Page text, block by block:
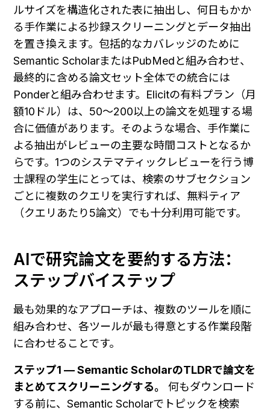
ルサイズを構造化された表に抽出し、何日もかか
る手作業による抄録スクリーニングとデータ抽出
を置き換えます。包括的なカバレッジのために
Semantic ScholarまたはPubMedと組み合わせ、
最終的に含める論文セット全体での統合には
Ponderと組み合わせます。Elicitの有料プラン（月
額10ドル）は、50～200以上の論文を処理する場
合に価値があります。そのような場合、手作業に
よる抽出がレビューの主要な時間コストとなるか
らです。1つのシステマティックレビューを行う博
士課程の学生にとっては、検索のサブセクション
ごとに複数のクエリを実行すれば、無料ティア
（クエリあたり5論文）でも十分利用可能です。
AIで研究論文を要約する方法：
ステップバイステップ
最も効果的なアプローチは、複数のツールを順に
組み合わせ、各ツールが最も得意とする作業段階
に合わせることです。
ステップ1 — Semantic ScholarのTLDRで論文を
まとめてスクリーニングする。
何もダウンロード
する前に、Semantic Scholarでトピックを検索